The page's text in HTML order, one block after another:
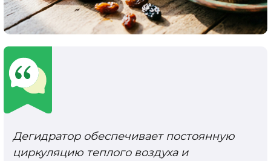
Дегидратор обеспечивает постоянную
циркуляцию теплого воздуха и